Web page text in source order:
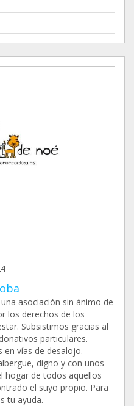
asociación sin ánimo de
los derechos de los
Subsistimos gracias al
particulares.
vías de desalojo.
digno y con unos
hogar de todos aquellos
el suyo propio. Para
tu ayuda.